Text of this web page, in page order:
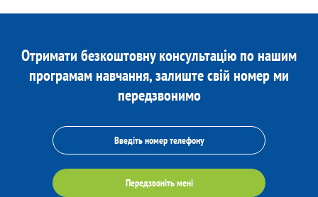
Отримати безкоштовну консультацію по нашим
програмам навчання, залиште свій номер ми
передзвонимо
Передзвоніть мені